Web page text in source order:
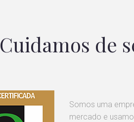
Cuidamos de
Somos uma
mercado e